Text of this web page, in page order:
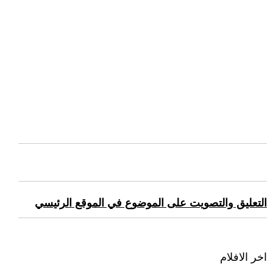
التعليق والتصويت على الموضوع في الموقع الرئيسي
اخر الافلام